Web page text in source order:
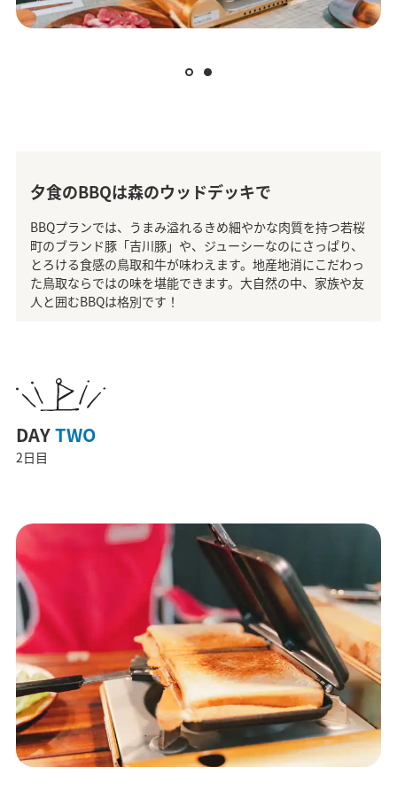
夕食のBBQは森のウッドデッキで
BBQプランでは、うまみ溢れるきめ細やかな肉質を持つ若桜
町のブランド豚「吉川豚」や、ジューシーなのにさっぱり、
とろける食感の鳥取和牛が味わえます。地産地消にこだわっ
た鳥取ならではの味を堪能できます。大自然の中、家族や友
人と囲むBBQは格別です！
DAYTWO
2日目